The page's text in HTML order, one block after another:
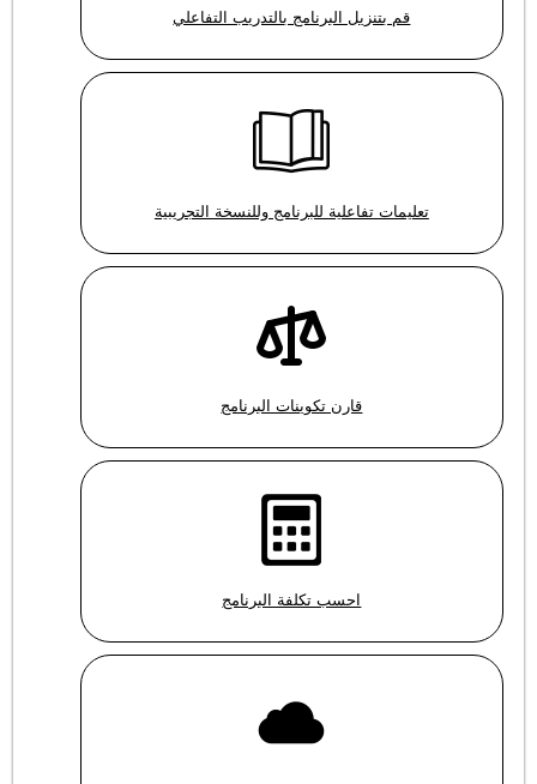
قم بتنزيل البرنامج بالتدريب التفاعلي
تعليمات تفاعلية للبرنامج وللنسخة التجريبية
قارن تكوينات البرنامج
احسب تكلفة البرنامج